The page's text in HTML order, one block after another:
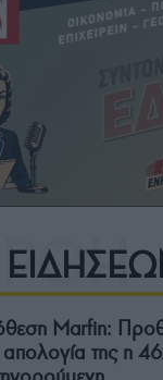
Marfin:
απολογία της η